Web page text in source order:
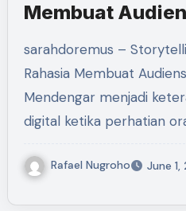
Membuat
sarahdoremus – Storytelling yang Memikat:
Rahasia Membuat
Mendengar menjadi
digital ketika perhatian
Rafael Nugroho June